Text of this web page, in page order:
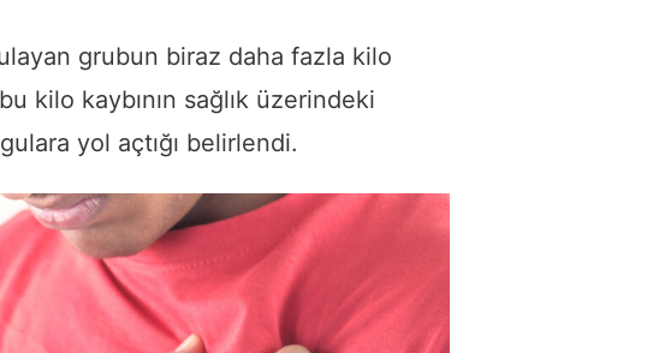
grubun biraz daha fazla kilo
kilo kaybının sağlık üzerindeki
yol açtığı belirlendi.